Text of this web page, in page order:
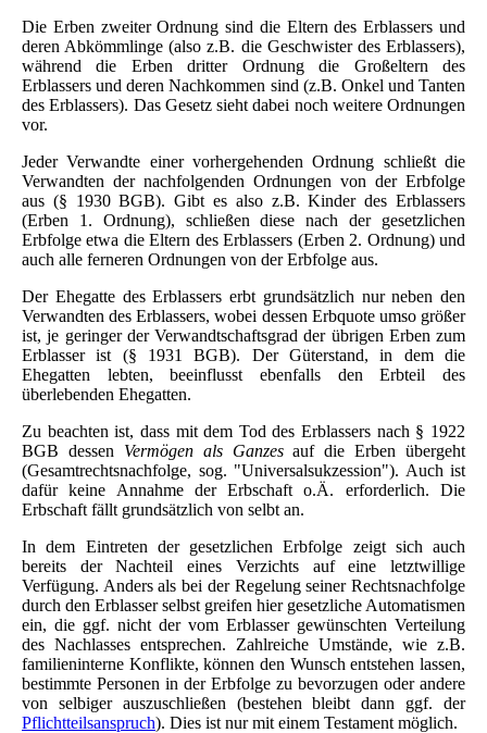
Die Erben zweiter Ordnung sind die Eltern des Erblassers und
deren Abkömmlinge (also z.B. die Geschwister des Erblassers),
während die Erben dritter Ordnung die Großeltern des
Erblassers und deren Nachkommen sind (z.B. Onkel und Tanten
des Erblassers). Das Gesetz sieht dabei noch weitere Ordnungen
vor.
Jeder Verwandte einer vorhergehenden Ordnung schließt die
Verwandten der nachfolgenden Ordnungen von der Erbfolge
aus (§ 1930 BGB). Gibt es also z.B. Kinder des Erblassers
(Erben 1. Ordnung), schließen diese nach der gesetzlichen
Erbfolge etwa die Eltern des Erblassers (Erben 2. Ordnung) und
auch alle ferneren Ordnungen von der Erbfolge aus.
Der Ehegatte des Erblassers erbt grundsätzlich nur neben den
Verwandten des Erblassers, wobei dessen Erbquote umso größer
ist, je geringer der Verwandtschaftsgrad der übrigen Erben zum
Erblasser ist (§ 1931 BGB). Der Güterstand, in dem die
Ehegatten lebten, beeinflusst ebenfalls den Erbteil des
überlebenden Ehegatten.
Zu beachten ist, dass mit dem Tod des Erblassers nach § 1922
BGB dessen Vermögen als Ganzesauf die Erben übergeht
(Gesamtrechtsnachfolge, sog. "Universalsukzession"). Auch ist
dafür keine Annahme der Erbschaft o.Ä. erforderlich. Die
Erbschaft fällt grundsätzlich von selbt an.
In dem Eintreten der gesetzlichen Erbfolge zeigt sich auch
bereits der Nachteil eines Verzichts auf eine letztwillige
Verfügung. Anders als bei der Regelung seiner Rechtsnachfolge
durch den Erblasser selbst greifen hier gesetzliche Automatismen
ein, die ggf. nicht der vom Erblasser gewünschten Verteilung
des Nachlasses entsprechen. Zahlreiche Umstände, wie z.B.
familieninterne Konflikte, können den Wunsch entstehen lassen,
bestimmte Personen in der Erbfolge zu bevorzugen oder andere
von selbiger auszuschließen (bestehen bleibt dann ggf. der
Pflichtteilsanspruch). Dies ist nur mit einem Testament möglich.